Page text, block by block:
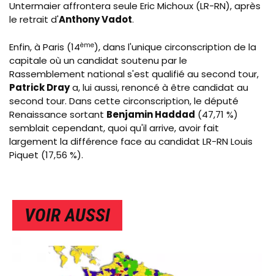
Untermaier affrontera seule Eric Michoux (LR-RN), après
le retrait d'Anthony Vadot.
Enfin, à Paris (14ème), dans l'unique circonscription de la
capitale où un candidat soutenu par le
Rassemblement national s'est qualifié au second tour,
Patrick Draya, lui aussi, renoncé à être candidat au
second tour. Dans cette circonscription, le député
Renaissance sortant Benjamin Haddad (47,71 %)
semblait cependant, quoi qu'il arrive, avoir fait
largement la différence face au candidat LR-RN Louis
Piquet (17,56 %).
VOIR AUSSI
IMAGE